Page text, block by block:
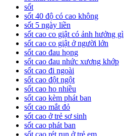
sốt
sốt 40 độ có cao không
sốt 5 ngày liền
sốt cao co giật có ảnh hưởng gì
sốt cao co giật ở người lớn
sốt cao đau họng
sốt cao đau nhức xương khớp
sốt cao đi ngoài
sốt cao đột ngột
sốt cao ho nhiều
sốt cao kèm phát ban
sốt cao mắt đỏ
sốt cao ở trẻ sơ sinh
sốt cao phát ban
sốt cao rét run ở trẻ em